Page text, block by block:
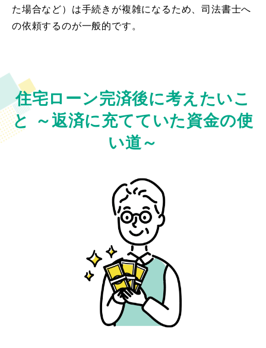
た場合など）は手続きが複雑になるため、司法書士へ
の依頼するのが一般的です。
住宅ローン完済後に考えたいこ
と
～返済に充てていた資金の使
い道～